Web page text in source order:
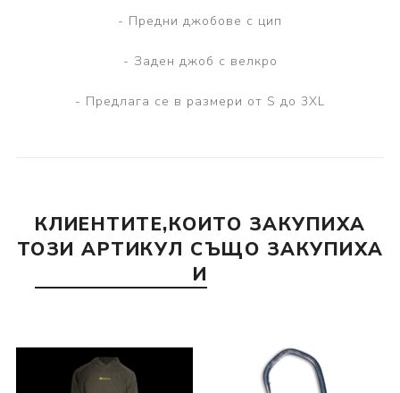
- Предни джобове с цип
- Заден джоб с велкро
- Предлага се в размери от S до 3XL
КЛИЕНТИТЕ,КОИТО ЗАКУПИХА
ТОЗИ АРТИКУЛ СЪЩО ЗАКУПИХА
И